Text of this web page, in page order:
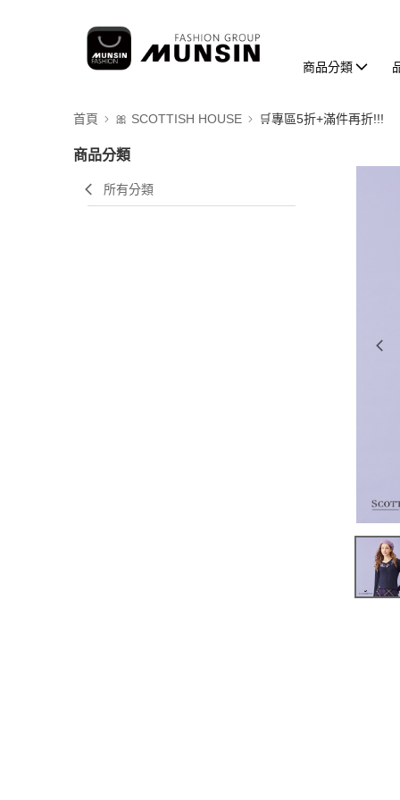
商品分類
首頁 🎀 SCOTTISH HOUSE 🛒專區5折+滿件再折!!!
商品分類
所有分類